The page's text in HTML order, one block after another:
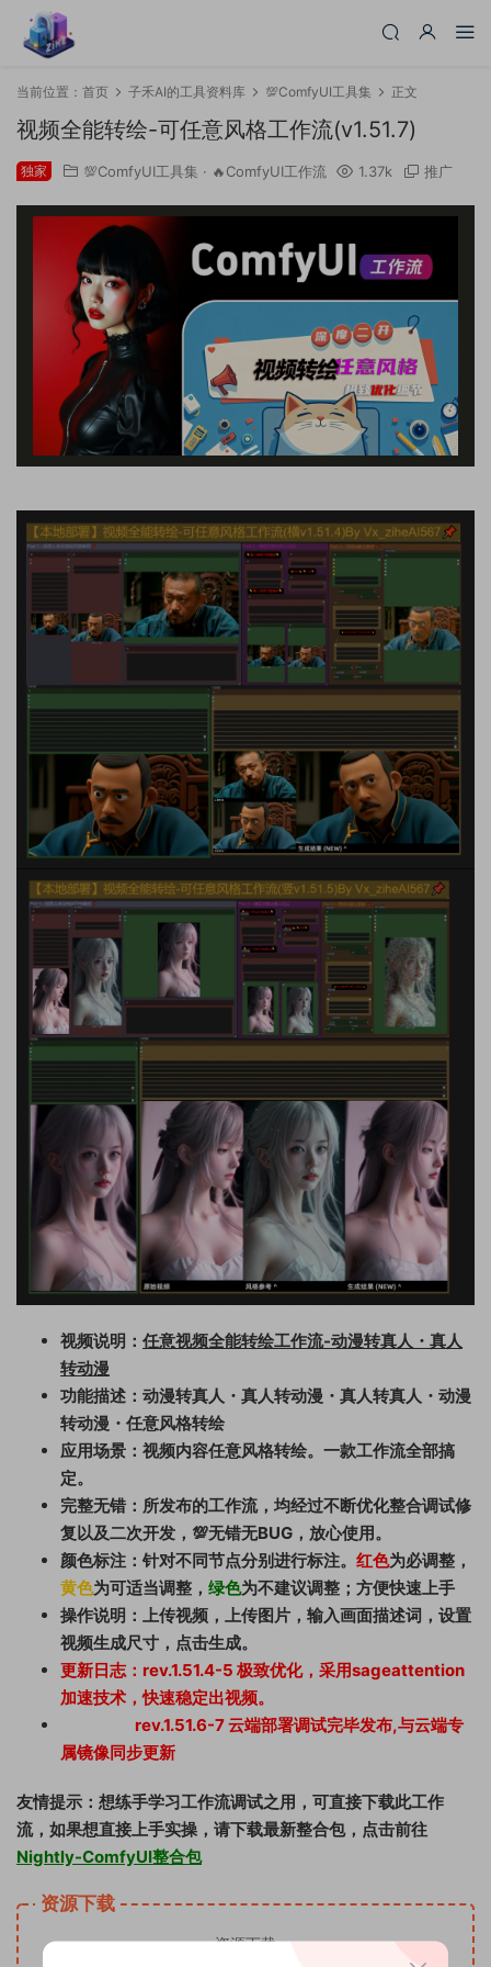
当前位置： 首页 子禾AI的工具资料库 💯ComfyUI工具集 正文
视频全能转绘-可任意风格工作流(v1.51.7)
独家 💯ComfyUI工具集 · 🔥ComfyUI工作流 1.37k 推广
视频说明： 任意视频全能转绘工作流-动漫转真人・真人
转动漫
功能描述：动漫转真人・真人转动漫・真人转真人・动漫
转动漫・任意风格转绘
应用场景：视频内容任意风格转绘。一款工作流全部搞
定。
完整无错：所发布的工作流，均经过不断优化整合调试修
复以及二次开发，💯无错无BUG，放心使用。
颜色标注：针对不同节点分别进行标注。 红色为必调整，
黄色为可适当调整， 绿色为不建议调整；方便快速上手
操作说明：上传视频，上传图片，输入画面描述词，设置
视频生成尺寸，点击生成。
更新日志：rev.1.51.4-5 极致优化，采用sageattention
加速技术，快速稳定出视频。
rev.1.51.6-7 云端部署调试完毕发布,与云端专
属镜像同步更新
友情提示：想练手学习工作流调试之用，可直接下载此工作
流，如果想直接上手实操，请下载最新整合包，点击前往
Nightly-ComfyUI整合包
资源下载
资源下载